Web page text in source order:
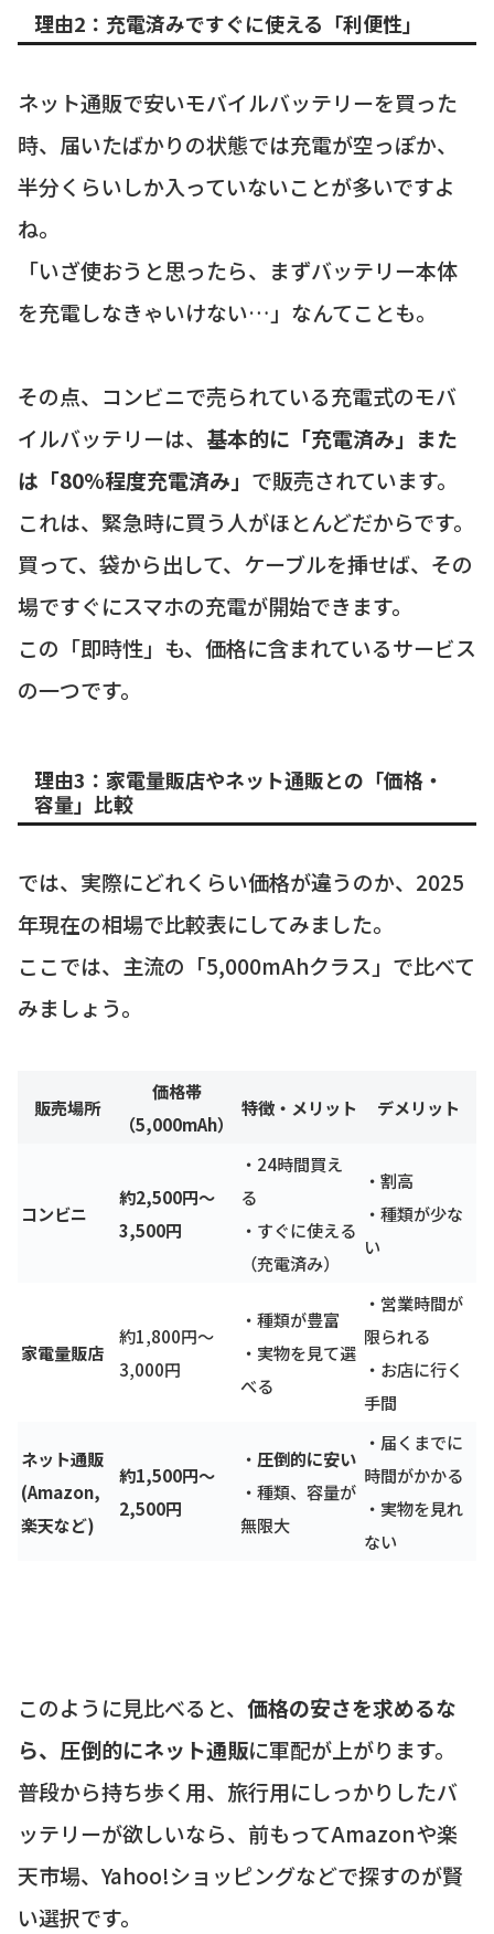
理由2：充電済みですぐに使える「利便性」
ネット通販で安いモバイルバッテリーを買った
時、届いたばかりの状態では充電が空っぽか、
半分くらいしか入っていないことが多いですよ
ね。
「いざ使おうと思ったら、まずバッテリー本体
を充電しなきゃいけない…」なんてことも。
その点、コンビニで売られている充電式のモバ
イルバッテリーは、 基本的に「充電済み」また
は「80%程度充電済み」 で販売されています。
これは、緊急時に買う人がほとんどだからです。
買って、袋から出して、ケーブルを挿せば、その
場ですぐにスマホの充電が開始できます。
この「即時性」も、価格に含まれているサービス
の一つです。
理由3：家電量販店やネット通販との「価格・
容量」比較
では、実際にどれくらい価格が違うのか、2025
年現在の相場で比較表にしてみました。
ここでは、主流の「5,000mAhクラス」で比べて
みましょう。
販売場所
価格帯
（5,000mAh）
特徴・メリット デメリット
コンビニ
約2,500円〜
3,500円
・24時間買え
る
・すぐに使える
（充電済み）
・割高
・種類が少な
い
家電量販店
約1,800円〜
3,000円
・種類が豊富
・実物を見て選
べる
・営業時間が
限られる
・お店に行く
手間
ネット通販
(Amazon,
楽天など)
約1,500円〜
2,500円
・ 圧倒的に安い
・種類、容量が
無限大
・届くまでに
時間がかかる
・実物を見れ
ない
このように見比べると、 価格の安さを求めるな
ら、圧倒的にネット通販に軍配が上がります。
普段から持ち歩く用、旅行用にしっかりしたバ
ッテリーが欲しいなら、前もってAmazonや楽
天市場、Yahoo!ショッピングなどで探すのが賢
い選択です。